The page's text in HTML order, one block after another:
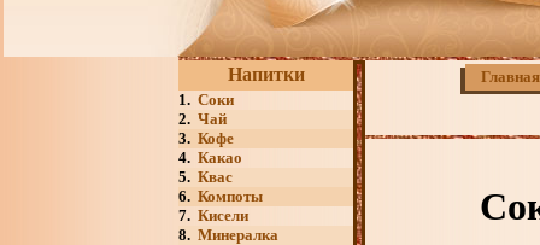
Напитки
1. Соки
2. Чай
3. Кофе
4. Какао
5. Квас
6. Компоты
7. Кисели
8. Минералка
Главная